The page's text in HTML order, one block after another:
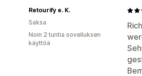
Retourify e. K.
Saksa
Noin 2 tuntia sovelluksen
käyttöä